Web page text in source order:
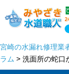
宮崎の水漏れ修理業
ラム > 洗面所の蛇口